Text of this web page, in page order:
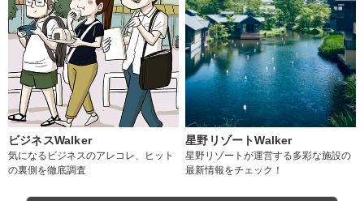
ビジネスWalker
気になるビジネスのアレコレ、ヒット
の裏側を徹底調査
星野リゾートWalker
星野リゾートが運営する多彩な施設の
最新情報をチェック！